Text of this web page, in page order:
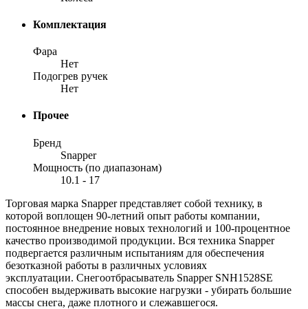
Комплектация
Фара
Нет
Подогрев ручек
Нет
Прочее
Бренд
Snapper
Мощность (по диапазонам)
10.1 - 17
Торговая марка Snapperпредставляет собой технику, в
которой воплощен 90-летний опыт работы компании,
постоянное внедрение новых технологий и 100-процентное
качество производимой продукции. Вся техника Snapper
подвергается различным испытаниям для обеспечения
безотказной работы в различных условиях
эксплуатации. Снегоотбрасыватель Snapper SNH1528SE
способен выдерживать высокие нагрузки - убирать большие
массы снега, даже плотного и слежавшегося.